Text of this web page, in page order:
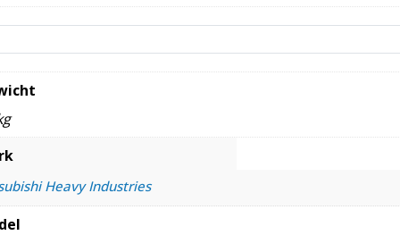
Heavy Industries